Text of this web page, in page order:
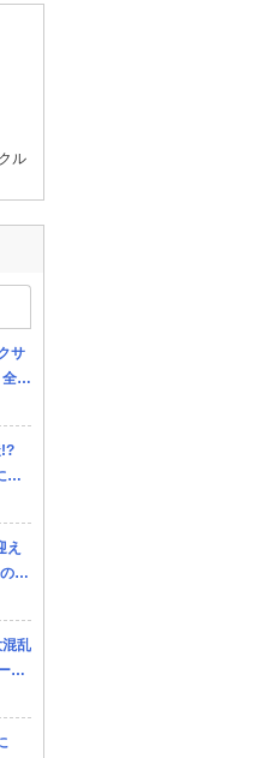
ル
サ
長
な
イ
マ
!?
蘇
え
ラ
乱